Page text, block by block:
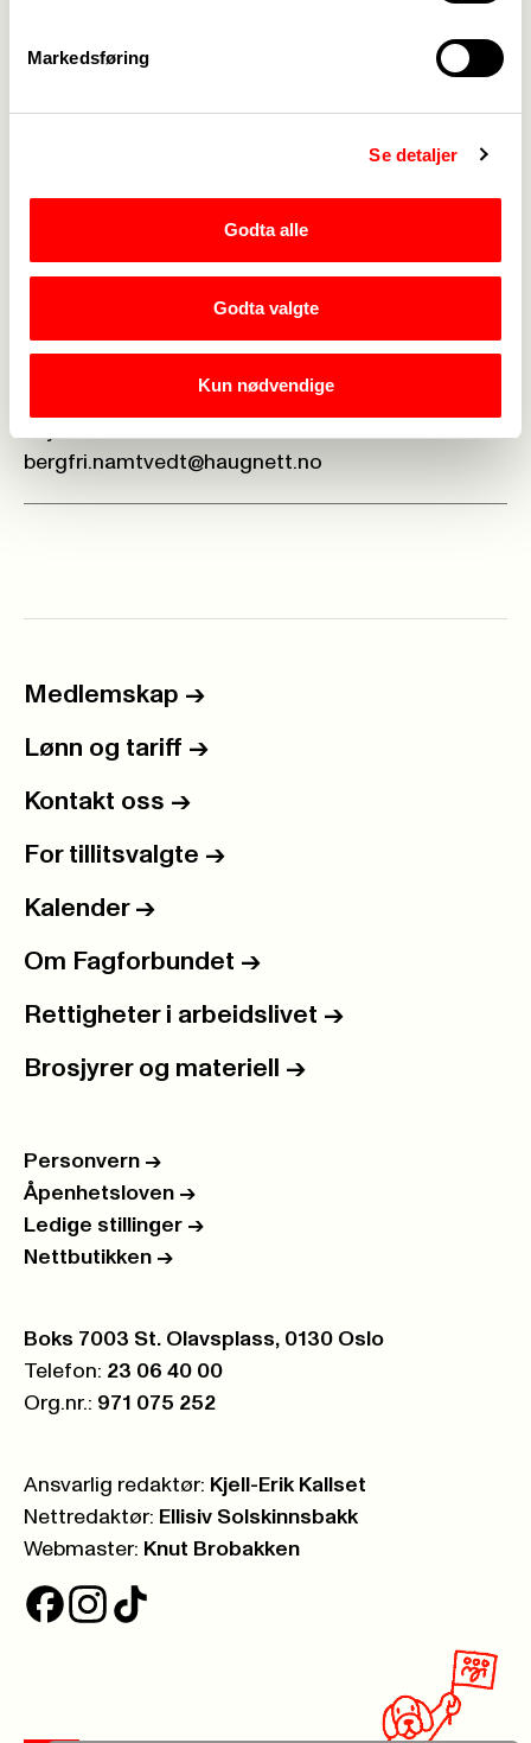
Markedsføring
Se detaljer
Godta alle
Godta valgte
Kun nødvendige
Hovedtillitsvalgt fagforening
ingunn.stolas@etne.kommune.no
Bergfrid Namtvedt
bergfri.namtvedt@haugnett.no
Medlemskap ->
Lønn og tariff ->
Kontakt oss ->
For tillitsvalgte ->
Kalender ->
Om Fagforbundet ->
Rettigheter i arbeidslivet ->
Brosjyrer og materiell ->
Personvern ->
Åpenhetsloven ->
Ledige stillinger ->
Nettbutikken ->
Postboks:
Boks 7003 St. Olavsplass, 0130 Oslo
Telefon: 23 06 40 00
Org.nr.: 971 075 252
Ansvarlig redaktør: Kjell-Erik Kallset
Nettredaktør: Ellisiv Solskinnsbakk
Webmaster: Knut Brobakken